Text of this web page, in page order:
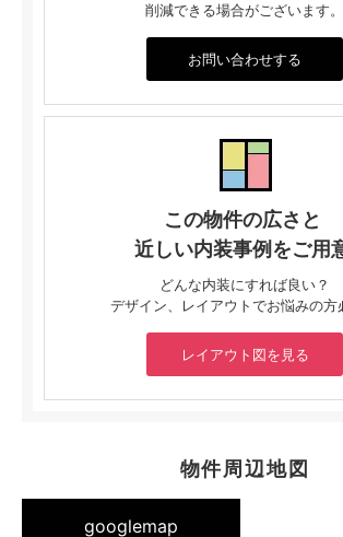
削減できる場合がございます。
お問い合わせする
この物件の広さと
近しい内装事例をご用
どんな内装にすれば良い？
デザイン、レイアウトでお悩みの方
レイアウト図を見る
物件周辺地図
googlemap